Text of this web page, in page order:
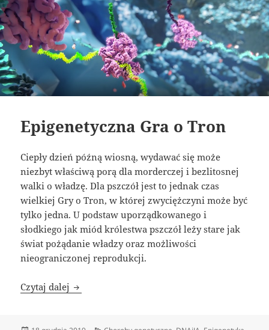
Epigenetyczna Gra o Tron
Ciepły dzień późną wiosną, wydawać się może
niezbyt właściwą porą dla morderczej i bezlitosnej
walki o władzę. Dla pszczół jest to jednak czas
wielkiej Gry o Tron, w której zwyciężczyni może być
tylko jedna. U podstaw uporządkowanego i
słodkiego jak miód królestwa pszczół leży stare jak
świat pożądanie władzy oraz możliwości
nieograniczonej reprodukcji.
Czytaj dalej Epigenetyczna Gra o Tron